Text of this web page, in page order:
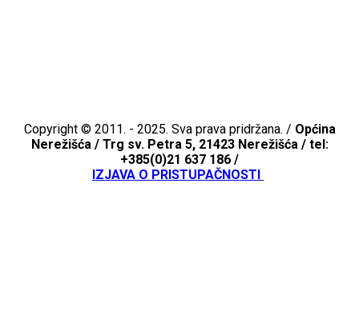
Copyright © 2011. - 2025. Sva prava pridržana. / Općina
Nerežišća /Trg sv. Petra 5, 21423 Nerežišća / tel:
+385(0)21 637 186 /
IZJAVA O PRISTUPAČNOSTI